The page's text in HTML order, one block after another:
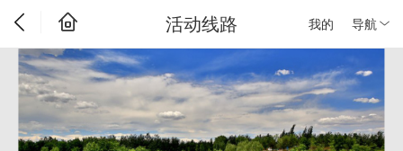
我的 导航
活动线路